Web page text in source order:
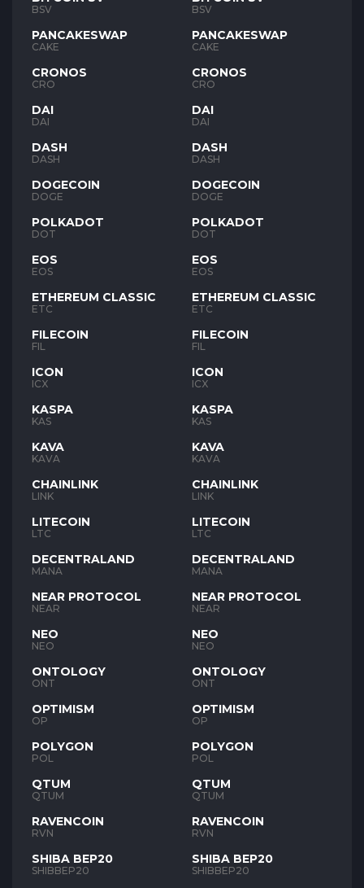
BSV
PANCAKESWAP
CAKE
CRONOS
CRO
DAI
DAI
DASH
DASH
DOGECOIN
DOGE
POLKADOT
DOT
EOS
EOS
ETHEREUM CLASSIC
ETC
FILECOIN
FIL
ICON
ICX
KASPA
KAS
KAVA
KAVA
CHAINLINK
LINK
LITECOIN
LTC
DECENTRALAND
MANA
NEAR PROTOCOL
NEAR
NEO
NEO
ONTOLOGY
ONT
OPTIMISM
OP
POLYGON
POL
QTUM
QTUM
RAVENCOIN
RVN
SHIBA BEP20
SHIBBEP20
BSV
PANCAKESWAP
CAKE
CRONOS
CRO
DAI
DAI
DASH
DASH
DOGECOIN
DOGE
POLKADOT
DOT
EOS
EOS
ETHEREUM CLASSIC
ETC
FILECOIN
FIL
ICON
ICX
KASPA
KAS
KAVA
KAVA
CHAINLINK
LINK
LITECOIN
LTC
DECENTRALAND
MANA
NEAR PROTOCOL
NEAR
NEO
NEO
ONTOLOGY
ONT
OPTIMISM
OP
POLYGON
POL
QTUM
QTUM
RAVENCOIN
RVN
SHIBA BEP20
SHIBBEP20